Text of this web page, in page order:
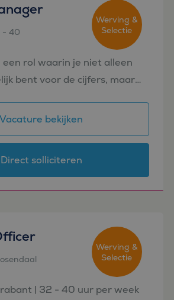
- 40
Werving &
Selectie
een rol waarin je niet alleen
bent voor de cijfers, maar
de business én het finance
Vacature bekijken
Direct solliciteren
Werving &
Selectie
| 32 - 40 uur per week